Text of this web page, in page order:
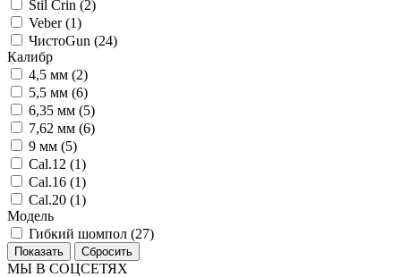
Stil Crin (2)
Veber (1)
ЧистоGun (24)
Калибр
4,5 мм (2)
5,5 мм (6)
6,35 мм (5)
7,62 мм (6)
9 мм (5)
Cal.12 (1)
Cal.16 (1)
Cal.20 (1)
Модель
Гибкий шомпол (27)
МЫ В СОЦСЕТЯХ